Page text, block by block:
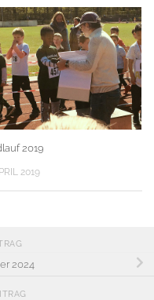
2019
2019
2024